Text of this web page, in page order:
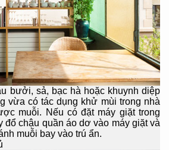
bưởi, sả, bạc hà hoặc khuynh diệp
vừa có tác dụng khử mùi trong nhà
muỗi. Nếu có đặt máy giặt trong
đổ chậu quần áo dơ vào máy giặt và
muỗi bay vào trú ẩn.